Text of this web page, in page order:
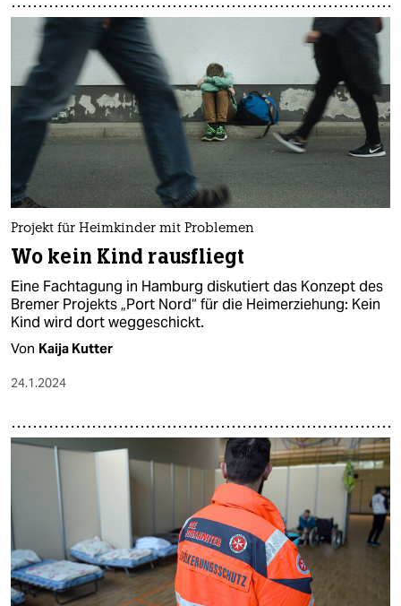
Projekt für Heimkinder mit Problemen
Wo kein Kind rausfliegt
Eine Fachtagung in Hamburg diskutiert das Konzept des
Bremer Projekts „Port Nord“ für die Heimerziehung: Kein
Kind wird dort weggeschickt.
Von Kaija Kutter
24.1.2024